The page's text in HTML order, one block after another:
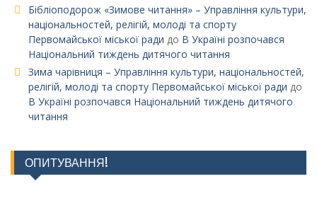
Бібліоподорож «Зимове читання» – Управління культури,
національностей, релігій, молоді та спорту
Первомайської міської ради до В Україні розпочався
Національний тиждень дитячого читання
Зима чарівниця – Управління культури, національностей,
релігій, молоді та спорту Первомайської міської ради до
В Україні розпочався Національний тиждень дитячого
читання
ОПИТУВАННЯ!